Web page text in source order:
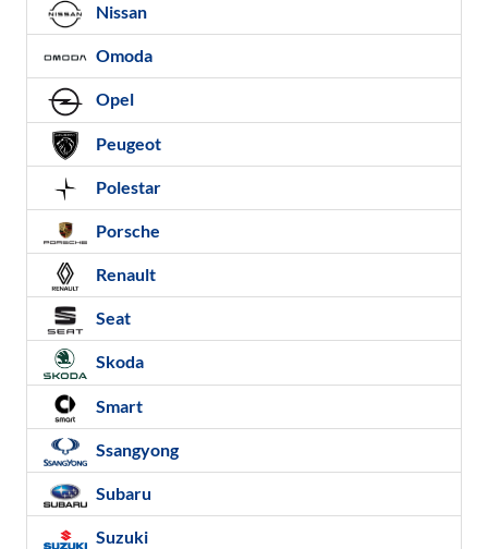
Nissan
Omoda
Opel
Peugeot
Polestar
Porsche
Renault
Seat
Skoda
Smart
Ssangyong
Subaru
Suzuki